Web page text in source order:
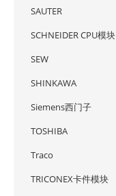
SAUTER
SCHNEIDER CPU模块
SEW
SHINKAWA
Siemens西门子
TOSHIBA
Traco
TRICONEX卡件模块